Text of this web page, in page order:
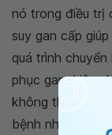
nó trong điều trị
suy gan cấp
quá trình
phục gan. Liệu
không thể thực
bệnh nhỏ hơn